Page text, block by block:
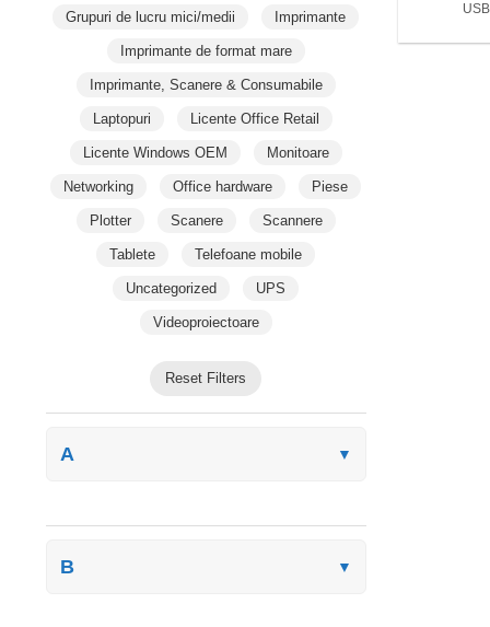
Grupuri de lucru mici/medii Imprimante
Imprimante de format mare
Imprimante, Scanere & Consumabile
Laptopuri Licente Office Retail
Licente Windows OEM Monitoare
Networking Office hardware Piese
Plotter Scanere Scannere
Tablete Telefoane mobile
Uncategorized UPS
Videoproiectoare
Reset Filters
A ▼
B ▼